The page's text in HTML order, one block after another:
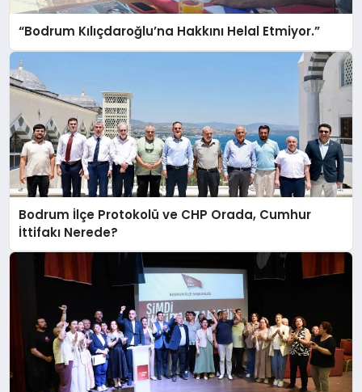
“Bodrum Kılıçdaroğlu’na Hakkını Helal Etmiyor.”
Bodrum İlçe Protokolü ve CHP Orada, Cumhur
İttifakı Nerede?